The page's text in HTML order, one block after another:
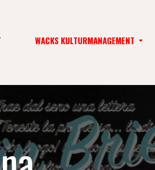
WACKS KULTURMANAGEMENT